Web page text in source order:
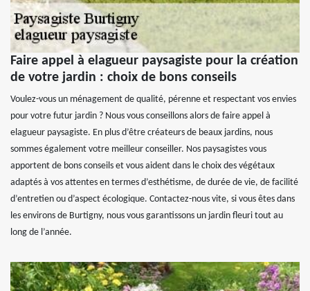
Faire appel à elagueur paysagiste pour la création
de votre jardin : choix de bons conseils
Voulez-vous un ménagement de qualité, pérenne et respectant vos envies
pour votre futur jardin ? Nous vous conseillons alors de faire appel à
elagueur paysagiste. En plus d’être créateurs de beaux jardins, nous
sommes également votre meilleur conseiller. Nos paysagistes vous
apportent de bons conseils et vous aident dans le choix des végétaux
adaptés à vos attentes en termes d’esthétisme, de durée de vie, de facilité
d’entretien ou d’aspect écologique. Contactez-nous vite, si vous êtes dans
les environs de Burtigny, nous vous garantissons un jardin fleuri tout au
long de l’année.